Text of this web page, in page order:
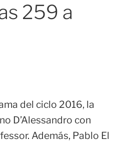
259 a
del ciclo 2016, la
D’Alessandro con
Además, Pablo El